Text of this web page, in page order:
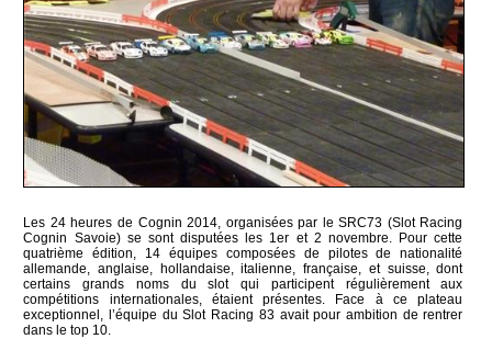
Les 24 heures de Cognin 2014, organisées par le SRC73 (Slot Racing
Cognin Savoie) se sont disputées les 1er et 2 novembre. Pour cette
quatrième édition, 14 équipes composées de pilotes de nationalité
allemande, anglaise, hollandaise, italienne, française, et suisse, dont
certains grands noms du slot qui participent régulièrement aux
compétitions internationales, étaient présentes. Face à ce plateau
exceptionnel, l’équipe du Slot Racing 83 avait pour ambition de rentrer
dans le top 10.